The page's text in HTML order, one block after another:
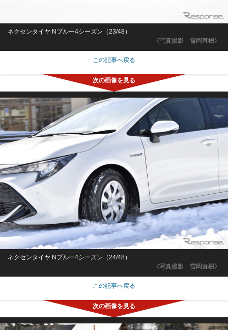
《写真撮影 雪岡直樹》
ネクセンタイヤ Nブルー4シーズン（23/48）
この記事へ戻る
《写真撮影 雪岡直樹》
ネクセンタイヤ Nブルー4シーズン（24/48）
この記事へ戻る